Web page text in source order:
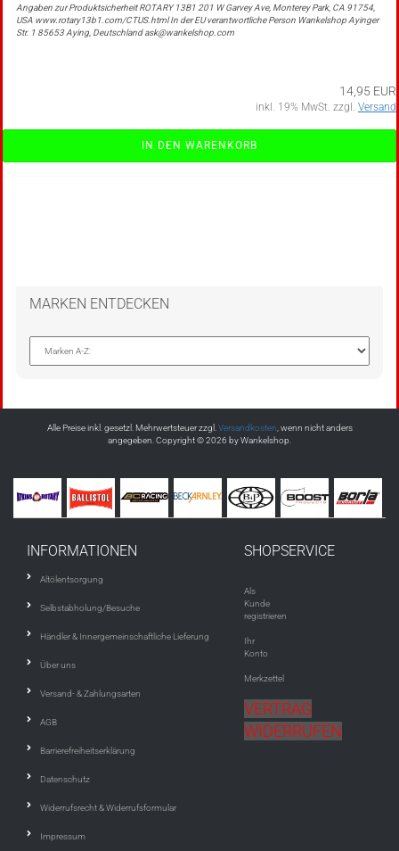
Angaben zur Produktsicherheit ROTARY 13B1 201 W Garvey Ave, Monterey Park, CA 91754,
USA www.rotary13b1.com/CTUS.html In der EU verantwortliche Person Wankelshop Ayinger
Str. 1 85653 Aying, Deutschland ask@wankelshop.com
14,95 EUR
inkl. 19% MwSt. zzgl. Versand
IN DEN WARENKORB
MARKEN ENTDECKEN
Alle Preise inkl. gesetzl. Mehrwertsteuer zzgl. Versandkosten , wenn nicht anders
angegeben. Copyright © 2026 by Wankelshop.
INFORMATIONEN
Altölentsorgung
Selbstabholung/Besuche
Händler & Innergemeinschaftliche Lieferung
Über uns
Versand- & Zahlungsarten
AGB
Barrierefreiheitserklärung
Datenschutz
Widerrufsrecht & Widerrufsformular
Impressum
SHOPSERVICE
Als
Kunde
registrieren
Ihr
Konto
Merkzettel
VERTRAG
WIDERRUFEN